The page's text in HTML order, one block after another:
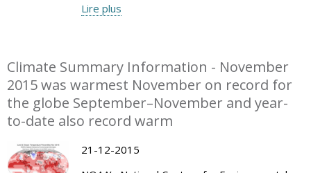
Lire plus
Climate Summary Information - November
2015 was warmest November on record for
the globe September–November and year-
to-date also record warm
21-12-2015